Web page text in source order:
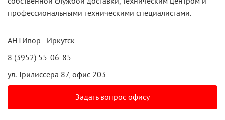
профессиональными техническими специалистами.
АНТИвор - Иркутск
8 (3952) 55-06-85
ул. Трилиссера 87, офис 203
Задать вопрос офису